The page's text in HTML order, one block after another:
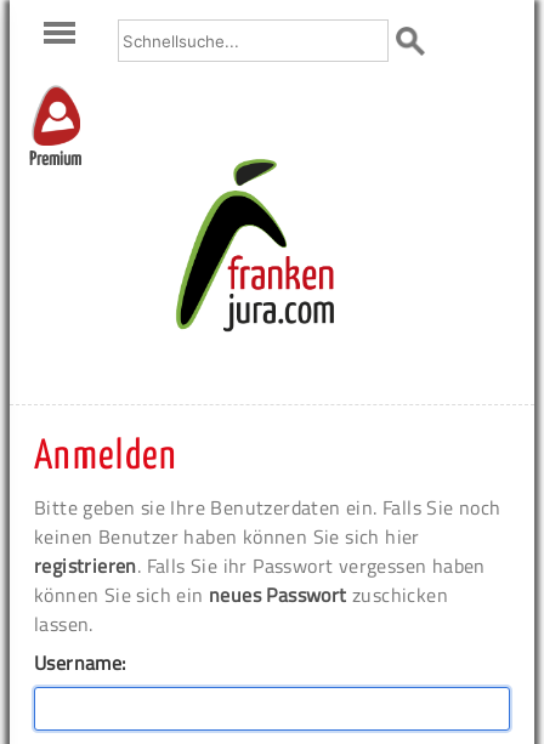
Premium
Anmelden
Bitte geben sie Ihre Benutzerdaten ein. Falls Sie noch
keinen Benutzer haben können Sie sich hier
registrieren. Falls Sie ihr Passwort vergessen haben
können Sie sich ein neues Passwort zuschicken
lassen.
Username: